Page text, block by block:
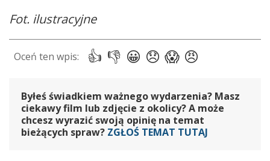
Fot. ilustracyjne
Byłeś świadkiem ważnego wydarzenia? Masz
ciekawy film lub zdjęcie z okolicy? A może
chcesz wyrazić swoją opinię na temat
bieżących spraw? ZGŁOŚ TEMAT TUTAJ